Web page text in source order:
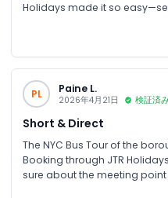
Holidays made it so
PL Paine L.
2026年4月21日 検証済
Short & Direct
The NYC Bus Tour of the
Booking through JTR
sure about the meeting point